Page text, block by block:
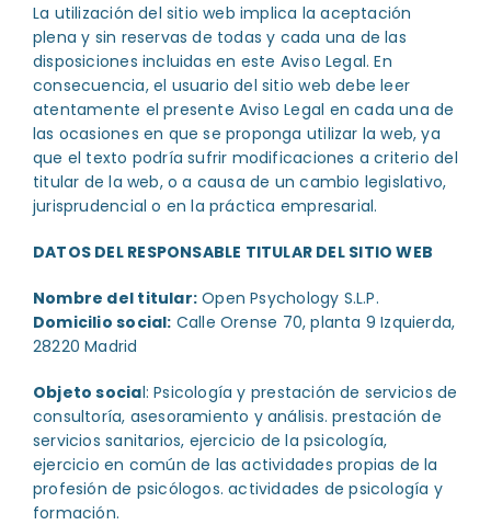
La utilización del sitio web implica la aceptación
plena y sin reservas de todas y cada una de las
disposiciones incluidas en este Aviso Legal. En
consecuencia, el usuario del sitio web debe leer
atentamente el presente Aviso Legal en cada una de
las ocasiones en que se proponga utilizar la web, ya
que el texto podría sufrir modificaciones a criterio del
titular de la web, o a causa de un cambio legislativo,
jurisprudencial o en la práctica empresarial.
DATOS DEL RESPONSABLE TITULAR DEL SITIO WEB
Nombre del titular:Open Psychology S.L.P.
Domicilio social: Calle Orense 70, planta 9 Izquierda,
28220 Madrid
Objeto social:Psicología y prestación de servicios de
consultoría, asesoramiento y análisis. prestación de
servicios sanitarios, ejercicio de la psicología,
ejercicio en común de las actividades propias de la
profesión de psicólogos. actividades de psicología y
formación.